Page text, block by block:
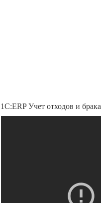
1С:ERP Учет отходов и брака